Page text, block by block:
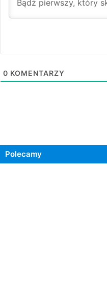
0 KOMENTARZY
Polecamy